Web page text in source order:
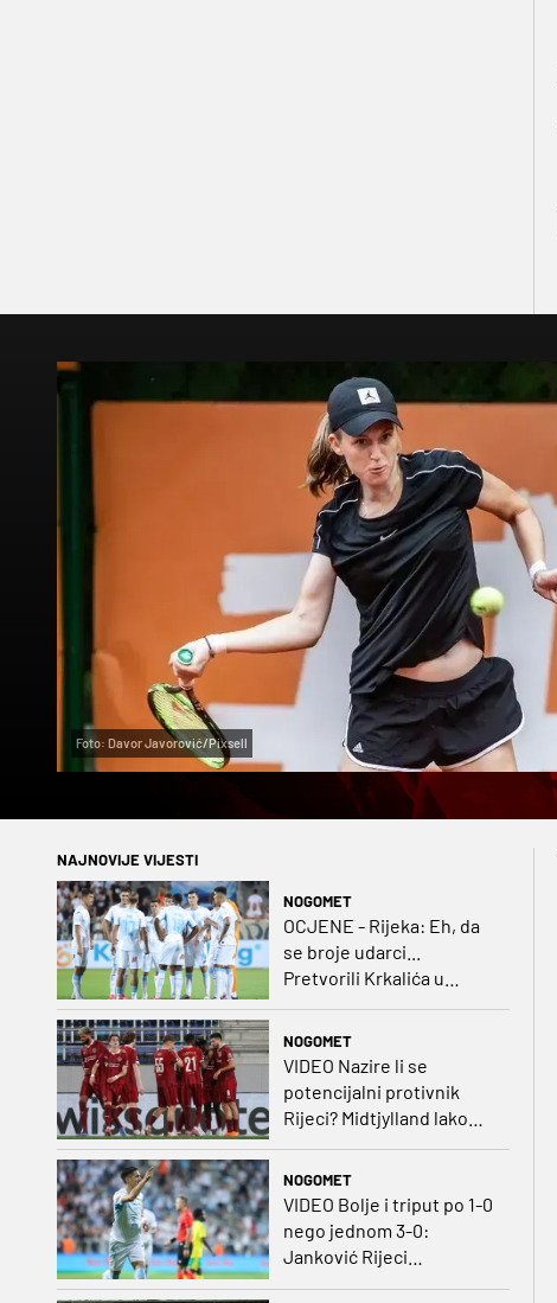
Foto: Davor Javorović/Pixsell
NAJNOVIJE VIJESTI
NOGOMET
OCJENE - Rijeka: Eh, da
se broje udarci...
Pretvorili Krkalića u
junaka, a izlet na uzvrat u
NOGOMET
VIDEO Nazire li se
potencijalni protivnik
Rijeci? Midtjylland lako
NOGOMET
VIDEO Bolje i triput po 1-0
nego jednom 3-0:
Janković Rijeci